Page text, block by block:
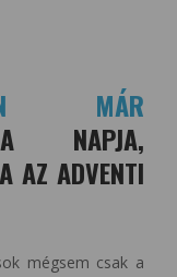
MÁR
NAPJA,
AZ ADVENTI
mégsem csak a